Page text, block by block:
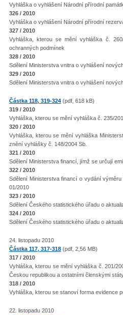
Vyhláška o vyhlášení Národní přírodní
326 / 2010
Vyhláška o vyhlášení Národní přírodní
327 / 2010
Vyhláška, kterou se mění vyhláška č.
ochranných podmínek
328 / 2010
Sdělení Ministerstva vnitra o vyhlášení
329 / 2010
Sdělení Ministerstva vnitra o vyhlášení
Částka 118, 319-324 (pdf, 618 kB)
319 / 2010
Vyhláška, kterou se mění vyhláška č. 235/
320 / 2010
Vyhláška, kterou se mění vyhláška
znění vyhlášky č. 148/2004 Sb.
321 / 2010
Sdělení Ministerstva financí, jímž se určují
322 / 2010
Sdělení Ministerstva financí o vydání
01/2010
323 / 2010
Sdělení Českého statistického úřadu o
324 / 2010
Sdělení Českého statistického úřadu o
24. listopadu 2010
Částka 117, 317-318 (pdf, 2,56 MB)
317 / 2010
Vyhláška, kterou se mění vyhláška č. 201/
Českou republikou a ostatními členskými
318 / 2010
Vyhláška, kterou se stanoví forma evidence
22. listopadu 2010